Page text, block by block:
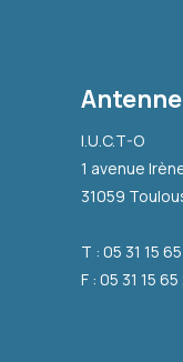
I.U.C.T-O
1 avenue
31059
T : 05 31 15
F : 05 31 15 65